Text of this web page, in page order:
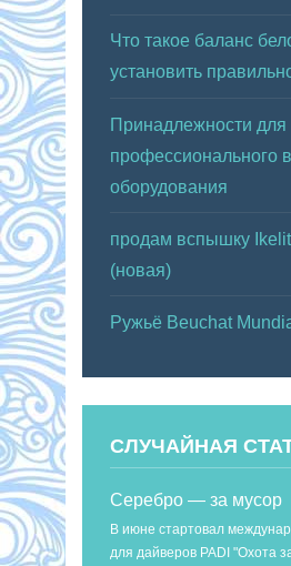
Что такое баланс
установить
Принадлежности для
профессионального
оборудования
продам вспышку
(новая)
Ружьё Beuchat
СЛУЧАЙНАЯ
Серебро — за мусор
В июне стартовал
для дайверов PADI "Охота